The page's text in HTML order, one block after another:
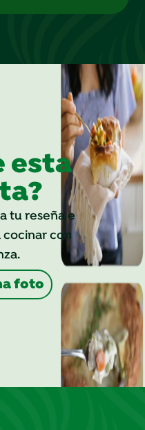
esta
tu reseña e
cocinar con
foto